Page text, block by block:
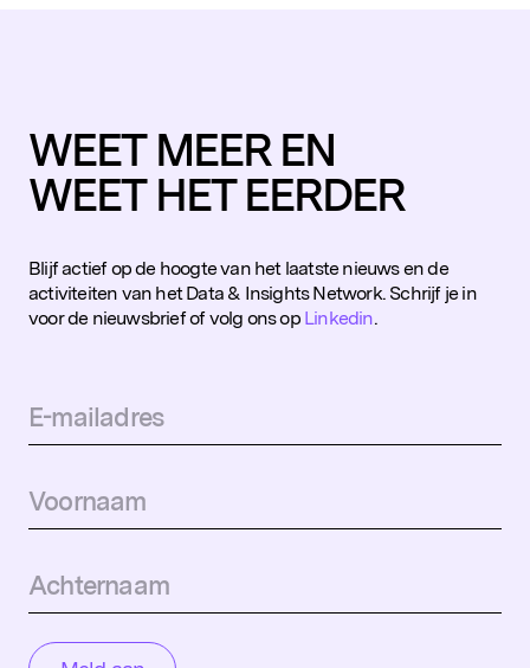
Populaire zoekopdrachten
WEET MEER EN
WEET HET EERDER
Blijf actief op de hoogte van het laatste nieuws en de
activiteiten van het Data & Insights Network. Schrijf je in
voor de nieuwsbrief of volg ons op Linkedin.